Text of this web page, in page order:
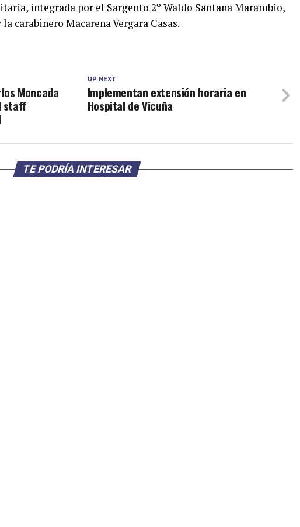
integrada por el Sargento 2º Waldo Santana Marambio,
carabinero Macarena Vergara Casas.
UP NEXT
Implementan extensión horaria en
Hospital de Vicuña
Moncada
staff
TE PODRÍA INTERESAR